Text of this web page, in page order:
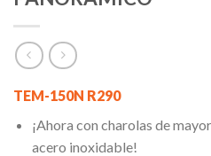
TEM-150N R290
¡Ahora con charolas de
acero inoxidable!